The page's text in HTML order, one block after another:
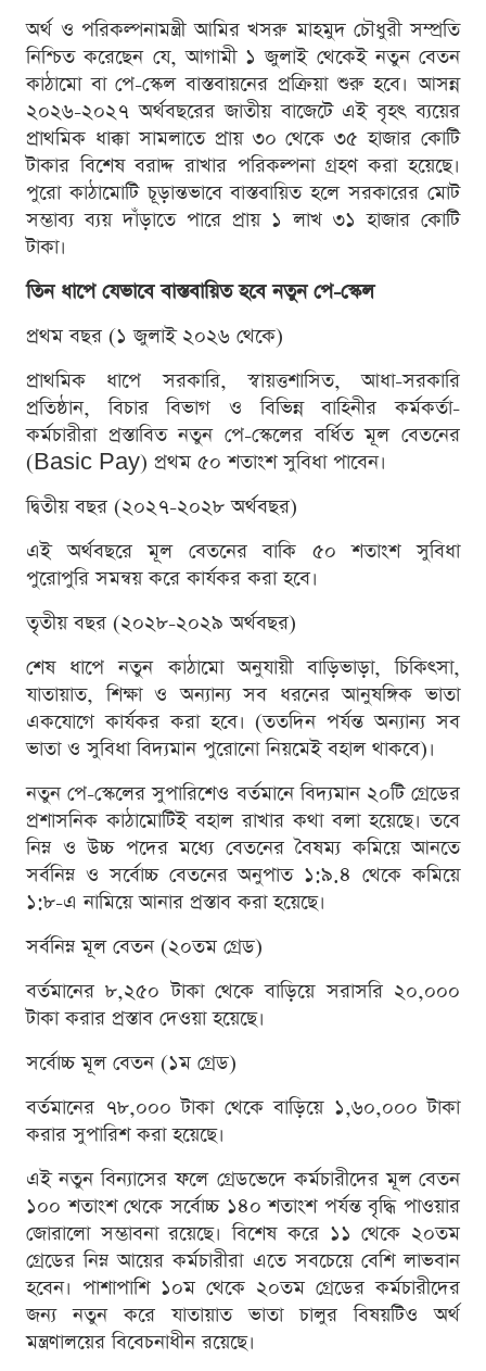
অর্থ ও পরিকল্পনামন্ত্রী আমির খসরু মাহমুদ চৌধুরী সম্প্রতি
নিশ্চিত করেছেন যে, আগামী ১ জুলাই থেকেই নতুন বেতন
কাঠামো বা পে-স্কেল বাস্তবায়নের প্রক্রিয়া শুরু হবে। আসন্ন
২০২৬-২০২৭ অর্থবছরের জাতীয় বাজেটে এই বৃহৎ ব্যয়ের
প্রাথমিক ধাক্কা সামলাতে প্রায় ৩০ থেকে ৩৫ হাজার কোটি
টাকার বিশেষ বরাদ্দ রাখার পরিকল্পনা গ্রহণ করা হয়েছে।
পুরো কাঠামোটি চূড়ান্তভাবে বাস্তবায়িত হলে সরকারের মোট
সম্ভাব্য ব্যয় দাঁড়াতে পারে প্রায় ১ লাখ ৩১ হাজার কোটি
টাকা।
তিন ধাপে যেভাবে বাস্তবায়িত হবে নতুন পে-স্কেল
প্রথম বছর (১ জুলাই ২০২৬ থেকে)
প্রাথমিক ধাপে সরকারি, স্বায়ত্তশাসিত, আধা-সরকারি
প্রতিষ্ঠান, বিচার বিভাগ ও বিভিন্ন বাহিনীর কর্মকর্তা-
কর্মচারীরা প্রস্তাবিত নতুন পে-স্কেলের বর্ধিত মূল বেতনের
(Basic Pay) প্রথম ৫০ শতাংশ সুবিধা পাবেন।
দ্বিতীয় বছর (২০২৭-২০২৮ অর্থবছর)
এই অর্থবছরে মূল বেতনের বাকি ৫০ শতাংশ সুবিধা
পুরোপুরি সমন্বয় করে কার্যকর করা হবে।
তৃতীয় বছর (২০২৮-২০২৯ অর্থবছর)
শেষ ধাপে নতুন কাঠামো অনুযায়ী বাড়িভাড়া, চিকিৎসা,
যাতায়াত, শিক্ষা ও অন্যান্য সব ধরনের আনুষঙ্গিক ভাতা
একযোগে কার্যকর করা হবে। (ততদিন পর্যন্ত অন্যান্য সব
ভাতা ও সুবিধা বিদ্যমান পুরোনো নিয়মেই বহাল থাকবে)।
নতুন পে-স্কেলের সুপারিশেও বর্তমানে বিদ্যমান ২০টি গ্রেডের
প্রশাসনিক কাঠামোটিই বহাল রাখার কথা বলা হয়েছে। তবে
নিম্ন ও উচ্চ পদের মধ্যে বেতনের বৈষম্য কমিয়ে আনতে
সর্বনিম্ন ও সর্বোচ্চ বেতনের অনুপাত ১:৯.৪ থেকে কমিয়ে
১:৮-এ নামিয়ে আনার প্রস্তাব করা হয়েছে।
সর্বনিম্ন মূল বেতন (২০তম গ্রেড)
বর্তমানের ৮,২৫০ টাকা থেকে বাড়িয়ে সরাসরি ২০,০০০
টাকা করার প্রস্তাব দেওয়া হয়েছে।
সর্বোচ্চ মূল বেতন (১ম গ্রেড)
বর্তমানের ৭৮,০০০ টাকা থেকে বাড়িয়ে ১,৬০,০০০ টাকা
করার সুপারিশ করা হয়েছে।
এই নতুন বিন্যাসের ফলে গ্রেডভেদে কর্মচারীদের মূল বেতন
১০০ শতাংশ থেকে সর্বোচ্চ ১৪০ শতাংশ পর্যন্ত বৃদ্ধি পাওয়ার
জোরালো সম্ভাবনা রয়েছে। বিশেষ করে ১১ থেকে ২০তম
গ্রেডের নিম্ন আয়ের কর্মচারীরা এতে সবচেয়ে বেশি লাভবান
হবেন। পাশাপাশি ১০ম থেকে ২০তম গ্রেডের কর্মচারীদের
জন্য নতুন করে যাতায়াত ভাতা চালুর বিষয়টিও অর্থ
মন্ত্রণালয়ের বিবেচনাধীন রয়েছে।